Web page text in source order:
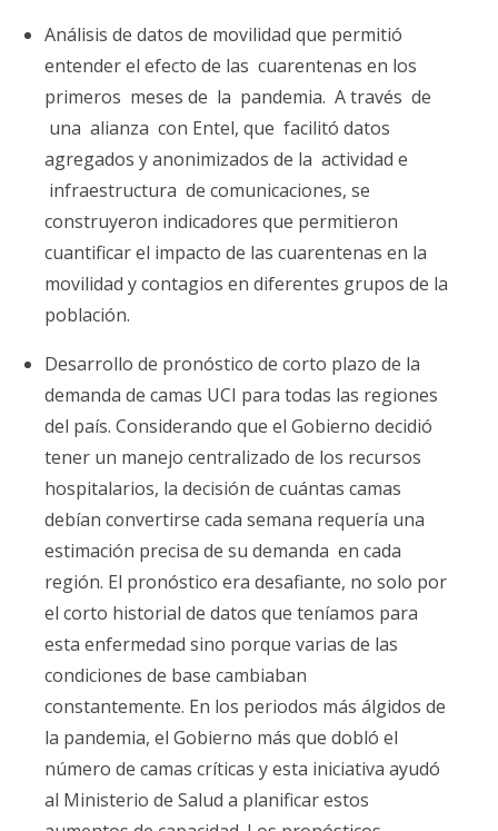
Análisis de datos de movilidad que permitió
entender el efecto de las cuarentenas en los
primeros meses de la pandemia. A través de
una alianza con Entel, que facilitó datos
agregados y anonimizados de la actividad e
infraestructura de comunicaciones, se
construyeron indicadores que permitieron
cuantificar el impacto de las cuarentenas en la
movilidad y contagios en diferentes grupos de la
población.
Desarrollo de pronóstico de corto plazo de la
demanda de camas UCI para todas las regiones
del país. Considerando que el Gobierno decidió
tener un manejo centralizado de los recursos
hospitalarios, la decisión de cuántas camas
debían convertirse cada semana requería una
estimación precisa de su demanda en cada
región. El pronóstico era desafiante, no solo por
el corto historial de datos que teníamos para
esta enfermedad sino porque varias de las
condiciones de base cambiaban
constantemente. En los periodos más álgidos de
la pandemia, el Gobierno más que dobló el
número de camas críticas y esta iniciativa ayudó
al Ministerio de Salud a planificar estos